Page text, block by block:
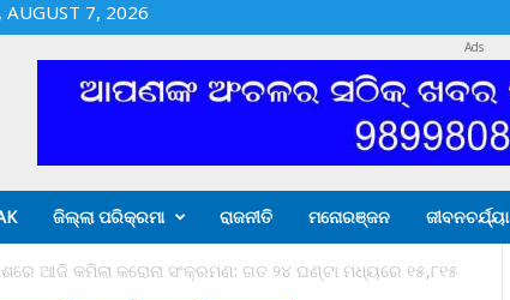
AUGUST 7, 2026
Ads
ଜିଲ୍ଲା ପରିକ୍ରମା ରାଜନୀତି ମନୋରଞ୍ଜନ ଜୀବନଚର୍ଯ୍ୟା
ଆଜି କମିଲା କରୋନା ସଂକ୍ରମଣ: ଗତ ୨୪ ଘଣ୍ଟା ମଧ୍ୟରେ ୧୫,୮୧୫